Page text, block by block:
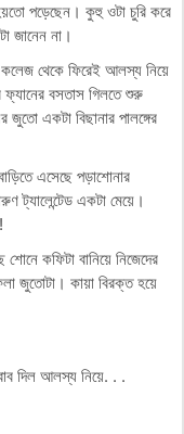
পড়েছেন। কুহু ওটা চুরি করে
জানেন না।
থেকে ফিরেই আলস্য নিয়ে
ফ্যানের বসতাস গিলতে শুরু
জুতো একটা বিছানার পালঙ্গের
এসেছে পড়াশোনার
ট্যালেন্টেড একটা মেয়ে।
কফিটা বানিয়ে নিজেদের
জুতোটা। কায়া বিরক্ত হয়ে
দিল আলস্য নিয়ে. . .